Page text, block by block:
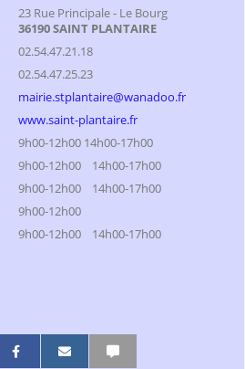
23 Rue Principale - Le Bourg
36190 SAINT PLANTAIRE
02.54.47.21.18
02.54.47.25.23
mairie.stplantaire@wanadoo.fr
www.saint-plantaire.fr
9h00-12h00 14h00-17h00
9h00-12h00 14h00-17h00
9h00-12h00 14h00-17h00
9h00-12h00
9h00-12h00 14h00-17h00